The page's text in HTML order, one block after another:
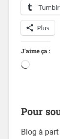
Tumblr
Plus
J’aime ça :
Pour
Blog à